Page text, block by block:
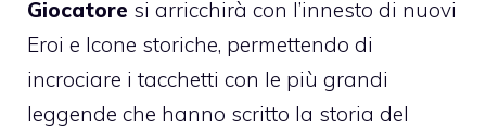
Giocatore si arricchirà con l’innesto di nuovi
Eroi e Icone storiche, permettendo di
incrociare i tacchetti con le più grandi
leggende che hanno scritto la storia del